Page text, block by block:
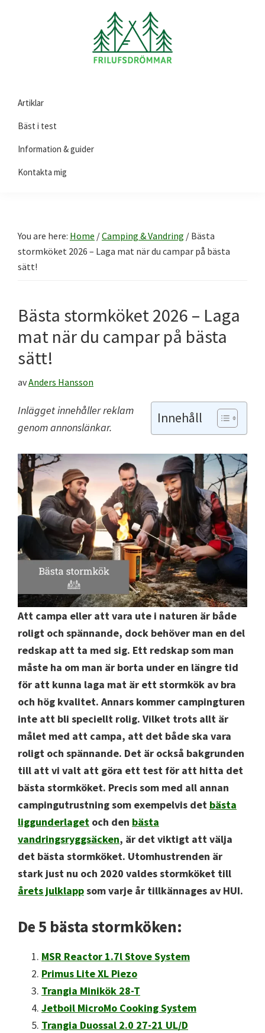
hittar
du
och
tips
ditt
Artiklar
Bäst i test
Information & guider
Kontakta mig
You are here: Home /Camping & Vandring / Bästa
stormköket 2026 – Laga mat när du campar på bästa
sätt!
Bästa stormköket 2026 – Laga
mat när du campar på bästa
sätt!
avAnders Hansson
Innehåll
Inlägget innehåller reklam
genom annonslänkar.
Att campa eller att vara ute i naturen är både
roligt och spännande, dock behöver man en del
redskap att ta med sig. Ett redskap som man
måste ha om man är borta under en längre tid
för att kunna laga mat är ett stormkök av bra
och hög kvalitet. Annars kommer campingturen
inte att bli speciellt rolig. Vilket trots allt är
målet med att campa, att det både ska vara
roligt och spännande. Det är också bakgrunden
till att vi valt att göra ett test för att hitta det
bästa stormköket. Precis som med all annan
campingutrustning som exempelvis det bästa
liggunderlaget och den bästa
vandringsryggsäcken, är det viktigt att välja
det bästa stormköket. Utomhustrenden är
stark just nu och 2020 valdes stormköket till
årets julklappsom varje år tillkännages av HUI.
De 5 bästa stormköken:
MSR Reactor 1.7l Stove System
Primus Lite XL Piezo
Trangia Minikök 28-T
Jetboil MicroMo Cooking System
Trangia Duossal 2.0 27-21 UL/D